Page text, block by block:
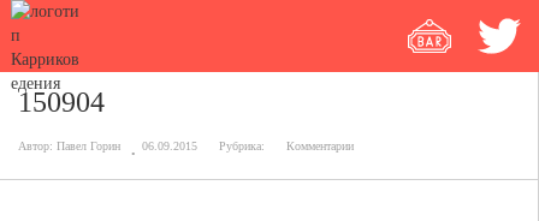
150904
Автор: Павел Горин 06.09.2015 Рубрика: Комментарии